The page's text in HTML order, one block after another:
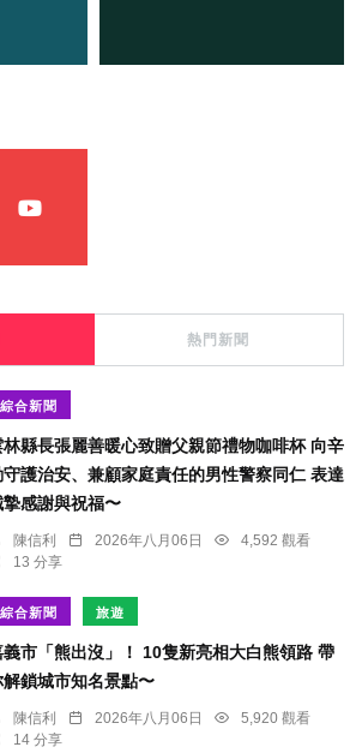
熱門新聞
綜合新聞
林縣長張麗善暖心致贈父親節禮物咖啡杯 向辛
守護治安、兼顧家庭責任的男性警察同仁 表達
摯感謝與祝福〜
陳信利 2026年八月06日
4,592 觀看
13 分享
綜合新聞 旅遊
義市「熊出沒」！ 10隻新亮相大白熊領路 帶
解鎖城市知名景點〜
陳信利 2026年八月06日
5,920 觀看
14 分享